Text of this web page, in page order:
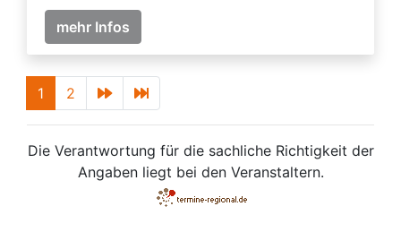
mehr Infos
1 2
Die Verantwortung für die sachliche Richtigkeit der
Angaben liegt bei den Veranstaltern.